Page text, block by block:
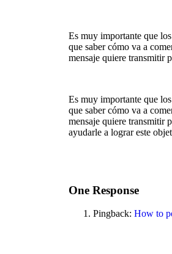
Es muy importante que
que saber cómo va a
mensaje quiere transmitir
Es muy importante que
que saber cómo va a
mensaje quiere transmitir
ayudarle a lograr este
One Response
Pingback: How to